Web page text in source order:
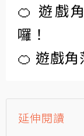
🍊 遊戲
囉！
🍊 遊戲角
延伸閱讀